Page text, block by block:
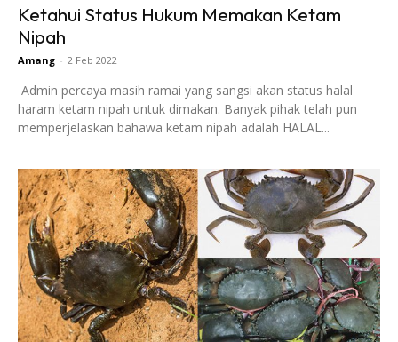
Ketahui Status Hukum Memakan Ketam
Nipah
Amang - 2 Feb 2022
Admin percaya masih ramai yang sangsi akan status halal
haram ketam nipah untuk dimakan. Banyak pihak telah pun
memperjelaskan bahawa ketam nipah adalah HALAL...